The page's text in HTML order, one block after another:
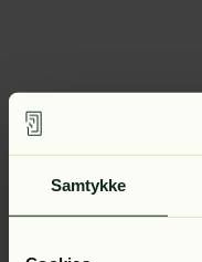
Samtykke